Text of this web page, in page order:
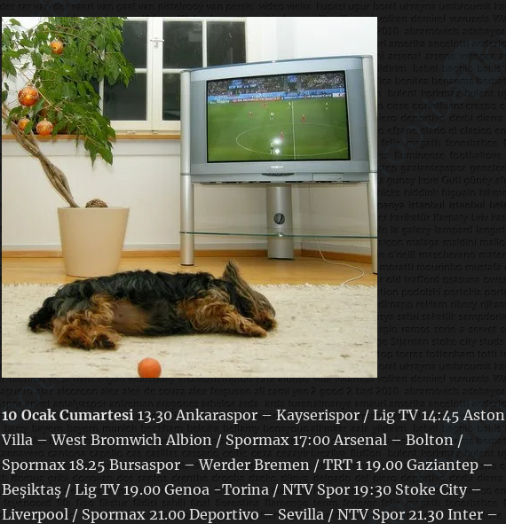
10 Ocak Cumartesi13.30 Ankaraspor – Kayserispor / Lig TV 14:45 Aston
Villa – West Bromwich Albion / Spormax 17:00 Arsenal – Bolton /
Spormax 18.25 Bursaspor – Werder Bremen / TRT 1 19.00 Gaziantep –
Beşiktaş / Lig TV 19.00 Genoa -Torina / NTV Spor 19:30 Stoke City –
Liverpool / Spormax 21.00 Deportivo – Sevilla / NTV Spor 21.30 Inter –